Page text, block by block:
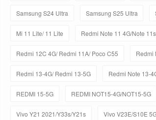
Samsung S24 Ultra Samsung S25 Ultra
Mi 11 Lite/ 11 Lite Redmi Note 11 4G/Note
Redmi 12C 4G/ Redmi 11A/ Poco C55 Redmi
Redmi 13-4G/ Redmi 13-5G Redmi Note 13-
REDMI 15-5G REDMI NOT15-4G/NOT15-5G
Vivo Y21 2021/Y33s/Y21s Vivo V23E/S10E